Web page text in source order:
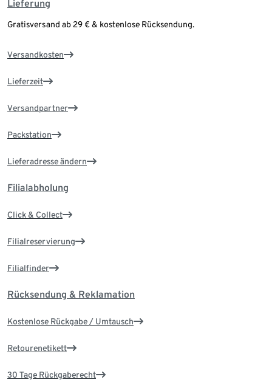
Lieferung
Gratisversand ab 29 € & kostenlose Rücksendung.
Versandkosten
Lieferzeit
Versandpartner
Packstation
Lieferadresse ändern
Filialabholung
Click & Collect
Filialreservierung
Filialfinder
Rücksendung & Reklamation
Kostenlose Rückgabe / Umtausch
Retourenetikett
30 Tage Rückgaberecht